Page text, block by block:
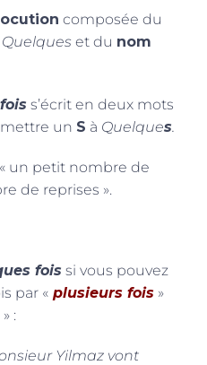
composée du
Quelques et du nom
s’écrit en deux mots
un S à Quelques.
un petit nombre de
de reprises ».
fois si vous pouvez
par « plusieurs fois »
» :
Yilmaz vont